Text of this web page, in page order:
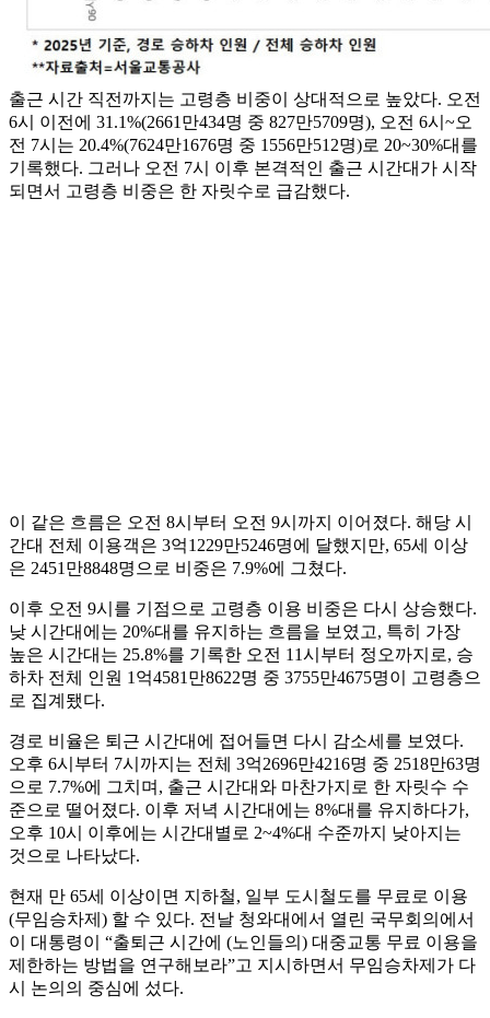
출근 시간 직전까지는 고령층 비중이 상대적으로 높았다. 오전
6시 이전에 31.1%(2661만434명 중 827만5709명), 오전 6시~오
전 7시는 20.4%(7624만1676명 중 1556만512명)로 20~30%대를
기록했다. 그러나 오전 7시 이후 본격적인 출근 시간대가 시작
되면서 고령층 비중은 한 자릿수로 급감했다.
이 같은 흐름은 오전 8시부터 오전 9시까지 이어졌다. 해당 시
간대 전체 이용객은 3억1229만5246명에 달했지만, 65세 이상
은 2451만8848명으로 비중은 7.9%에 그쳤다.
이후 오전 9시를 기점으로 고령층 이용 비중은 다시 상승했다.
낮 시간대에는 20%대를 유지하는 흐름을 보였고, 특히 가장
높은 시간대는 25.8%를 기록한 오전 11시부터 정오까지로, 승
하차 전체 인원 1억4581만8622명 중 3755만4675명이 고령층으
로 집계됐다.
경로 비율은 퇴근 시간대에 접어들면 다시 감소세를 보였다.
오후 6시부터 7시까지는 전체 3억2696만4216명 중 2518만63명
으로 7.7%에 그치며, 출근 시간대와 마찬가지로 한 자릿수 수
준으로 떨어졌다. 이후 저녁 시간대에는 8%대를 유지하다가,
오후 10시 이후에는 시간대별로 2~4%대 수준까지 낮아지는
것으로 나타났다.
현재 만 65세 이상이면 지하철, 일부 도시철도를 무료로 이용
(무임승차제) 할 수 있다. 전날 청와대에서 열린 국무회의에서
이 대통령이 “출퇴근 시간에 (노인들의) 대중교통 무료 이용을
제한하는 방법을 연구해보라”고 지시하면서 무임승차제가 다
시 논의의 중심에 섰다.